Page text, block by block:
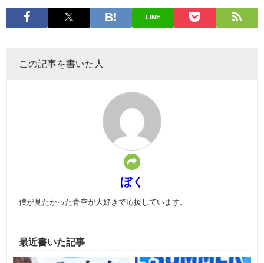
LINE
この記事を書いた人
ぼく
僕が見たかった青空が大好きで応援しています。
最近書いた記事